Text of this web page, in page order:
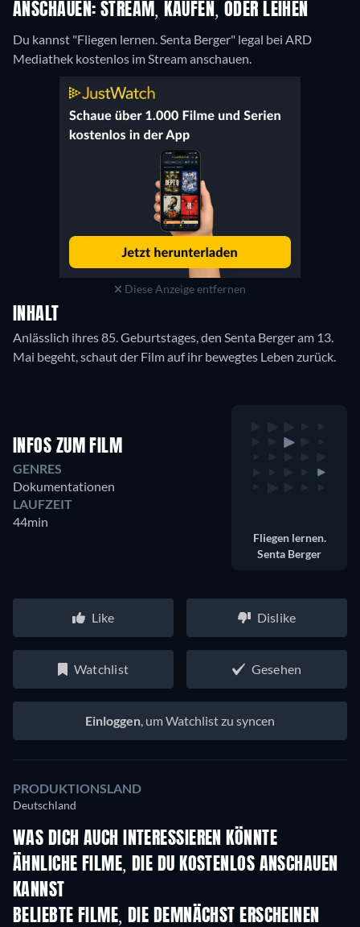
ANSCHAUEN: STREAM, KAUFEN, ODER LEIHEN
Du kannst "Fliegen lernen. Senta Berger" legal bei ARD
Mediathek kostenlos im Stream anschauen.
Diese Anzeige entfernen
INHALT
Anlässlich ihres 85. Geburtstages, den Senta Berger am 13.
Mai begeht, schaut der Film auf ihr bewegtes Leben zurück.
INFOS ZUM FILM
GENRES
Dokumentationen
LAUFZEIT
44min
Fliegen lernen.
Senta Berger
Like Dislike
Watchlist Gesehen
Einloggen, um Watchlist zu syncen
PRODUKTIONSLAND
Deutschland
WAS DICH AUCH INTERESSIEREN KÖNNTE
Serie
ÄHNLICHE FILME, DIE DU KOSTENLOS ANSCHAUEN
KANNST
BELIEBTE FILME, DIE DEMNÄCHST ERSCHEINEN